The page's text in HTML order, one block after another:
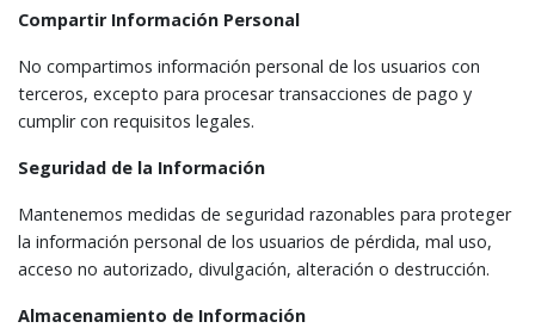
Compartir Información Personal
No compartimos información personal de los usuarios con
terceros, excepto para procesar transacciones de pago y
cumplir con requisitos legales.
Seguridad de la Información
Mantenemos medidas de seguridad razonables para proteger
la información personal de los usuarios de pérdida, mal uso,
acceso no autorizado, divulgación, alteración o destrucción.
Almacenamiento de Información